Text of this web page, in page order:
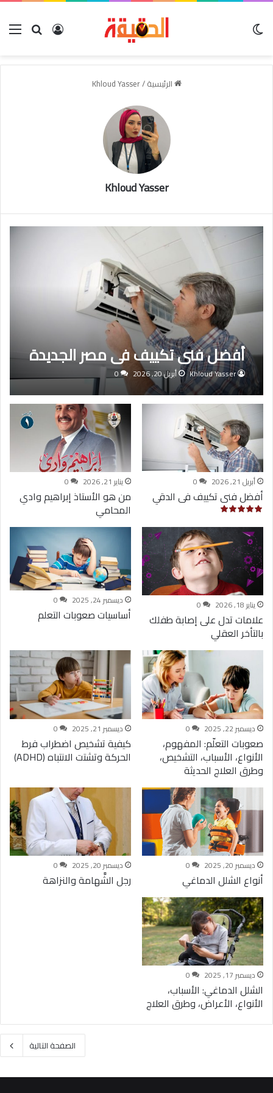
بحث عنتسجيل
الرئيسية/
Khloud Yasser
Khloud Yasser
أفضل فنى تكييف فى مصر الجديدة
Khloud Yasser أبريل 20, 2026 0
أبريل 21, 2026 0
أفضل فنى تكييف فى الدقي
يناير 21, 2026 0
من هو الأستاذ إبراهيم وادي
المحامي
يناير 18, 2026 0
علامات تدل على إصابة طفلك
بالتأخر العقلي
ديسمبر 24, 2025 0
أساسيات صعوبات التعلم
ديسمبر 22, 2025 0
صعوبات التعلّم: المفهوم،
الأنواع، الأسباب، التشخيص،
وطرق العلاج الحديثة
ديسمبر 21, 2025 0
كيفية تشخيص اضطراب فرط
الحركة وتشتت الانتباه (ADHD)
ديسمبر 20, 2025 0
أنواع الشلل الدماغي
ديسمبر 20, 2025 0
رجل الشَّهامة والنزاهة
ديسمبر 17, 2025 0
الشلل الدماغي: الأسباب،
الأنواع، الأعراض، وطرق العلاج
الصفحة التالية